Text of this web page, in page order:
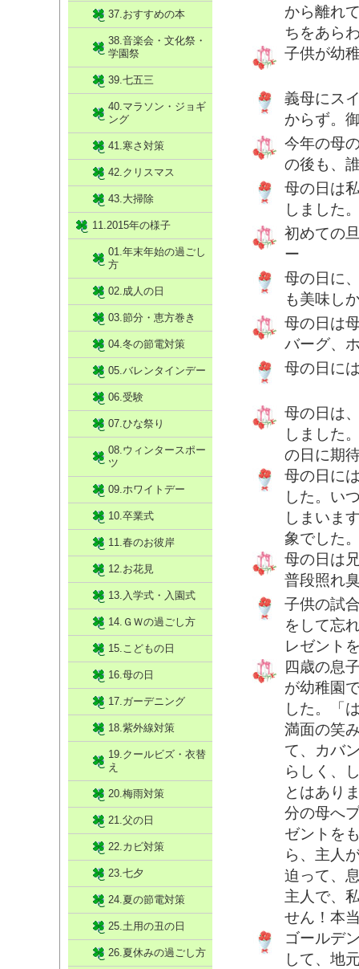
から離れ
ちをあら
子供が幼
義母にス
からず。
今年の母
の後も、
母の日は
しました
初めての
ー
母の日に
も美味し
母の日は
バーグ、
母の日に
母の日は
しました
の日に期
母の日に
した。い
しまいま
象でした
母の日は
普段照れ
子供の試
をして忘
レゼント
四歳の息
が幼稚園
した。「
満面の笑
て、カバ
らしく、
とはあり
分の母へ
ゼントを
ら、主人
迫って、
主人で、
せん！本
ゴールデ
して、地
37.おすすめの本
38.音楽会・文化祭・
学園祭
39.七五三
40.マラソン・ジョギ
ング
41.寒さ対策
42.クリスマス
43.大掃除
11.2015年の様子
01.年末年始の過ごし
方
02.成人の日
03.節分・恵方巻き
04.冬の節電対策
05.バレンタインデー
06.受験
07.ひな祭り
08.ウィンタースポー
ツ
09.ホワイトデー
10.卒業式
11.春のお彼岸
12.お花見
13.入学式・入園式
14.ＧＷの過ごし方
15.こどもの日
16.母の日
17.ガーデニング
18.紫外線対策
19.クールビズ・衣替
え
20.梅雨対策
21.父の日
22.カビ対策
23.七夕
24.夏の節電対策
25.土用の丑の日
26.夏休みの過ごし方